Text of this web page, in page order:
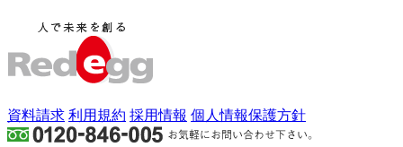
資料請求 利用規約 採用情報 個人情報保護方針